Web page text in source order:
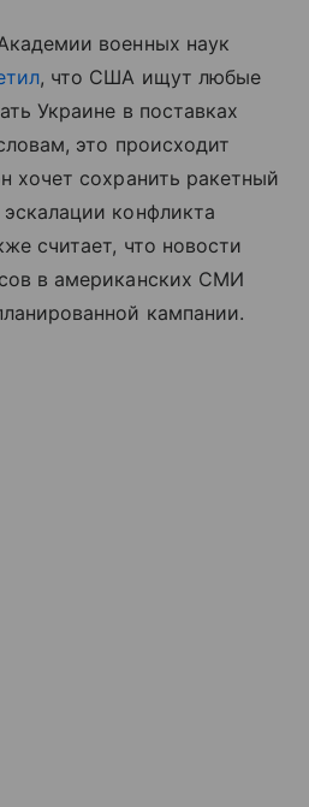
военных наук
, что США ищут любые
Украине в поставках
это происходит
хочет сохранить ракетный
конфликта
считает, что новости
в американских СМИ
кампании.